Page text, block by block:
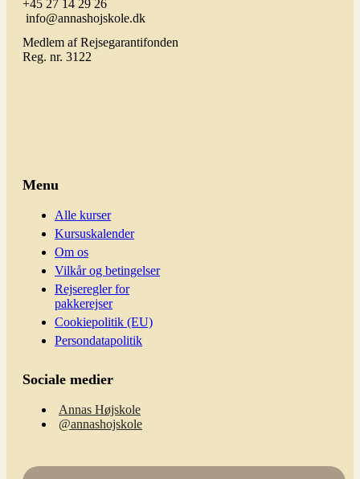
+45 27 14 29 26
info@annashojskole.dk
Medlem af Rejsegarantifonden
Reg. nr. 3122
Menu
Alle kurser
Kursuskalender
Om os
Vilkår og betingelser
Rejseregler for
pakkerejser
Cookiepolitik (EU)
Persondatapolitik
Sociale medier
Annas Højskole
@annashojskole